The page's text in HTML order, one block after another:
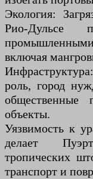
Экология:
Рио-Дульсе
промышленными
включая
роль, город
общественные
объекты.
Уязвимость к
делает
тропических
транспорт и